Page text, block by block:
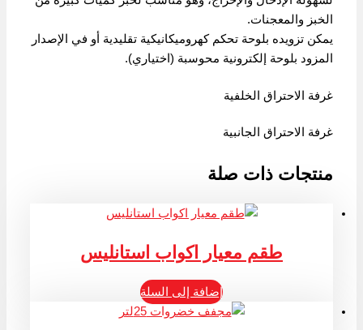
الخبز والمعجنات.
يمكن تزويده بلوحة تحكم كهروميكانيكية تقليدية أو في الإصدار
المزود بلوحة إلكترونية محوسبة (اختياري).
غرفة الاحتراق الخلفية
غرفة الاحتراق الجانبية
منتجات ذات صلة
طقم معيار اكواب استانليس
إضافة إلى السلة